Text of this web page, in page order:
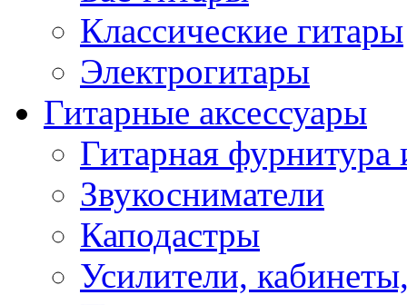
Классические гитары
Электрогитары
Гитарные аксессуары
Гитарная фурнитура
Звукосниматели
Каподастры
Усилители,